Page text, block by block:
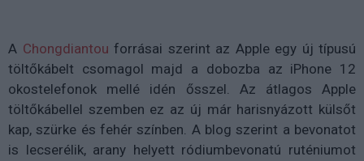
A Chongdiantou forrásai szerint az Apple egy új típusú
töltőkábelt csomagol majd a dobozba az iPhone 12
okostelefonok mellé idén ősszel. Az átlagos Apple
töltőkábellel szemben ez az új már harisnyázott külsőt
kap, szürke és fehér színben. A blog szerint a bevonatot
is lecserélik, arany helyett ródiumbevonatú ruténiumot